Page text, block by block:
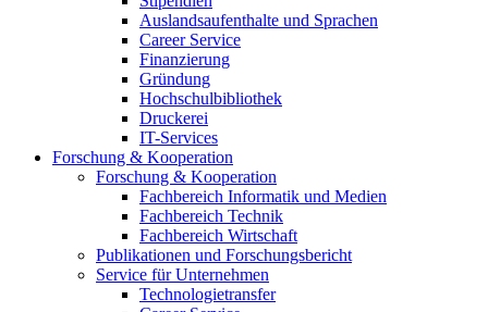
Auslandsaufenthalte und Sprachen
Career Service
Finanzierung
Gründung
Hochschulbibliothek
Druckerei
IT-Services
Forschung & Kooperation
Forschung & Kooperation
Fachbereich Informatik und Medien
Fachbereich Technik
Fachbereich Wirtschaft
Publikationen und Forschungsbericht
Service für Unternehmen
Technologietransfer